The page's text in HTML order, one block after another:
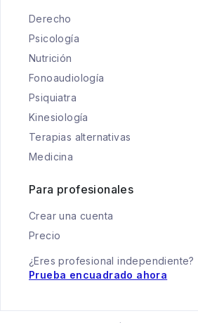
Derecho
Psicología
Nutrición
Fonoaudiología
Psiquiatra
Kinesiología
Terapias alternativas
Medicina
Para profesionales
Crear una cuenta
Precio
¿Eres profesional independiente?
Prueba encuadrado ahora